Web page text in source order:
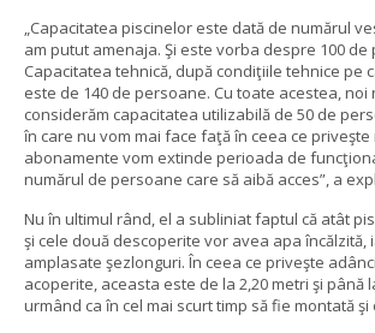
„Capacitatea piscinelor este dată de numărul
am putut amenaja. Şi este vorba despre 100 de
Capacitatea tehnică, după condiţiile tehnice pe
este de 140 de persoane. Cu toate acestea, noi
considerăm capacitatea utilizabilă de 50 de
în care nu vom mai face faţă în ceea ce priveşte
abonamente vom extinde perioada de
numărul de persoane care să aibă acces”, a
Nu în ultimul rând, el a subliniat faptul că atât
şi cele două descoperite vor avea apa încălzită,
amplasate şezlonguri. În ceea ce priveşte
acoperite, aceasta este de la 2,20 metri şi până
urmând ca în cel mai scurt timp să fie montată şi